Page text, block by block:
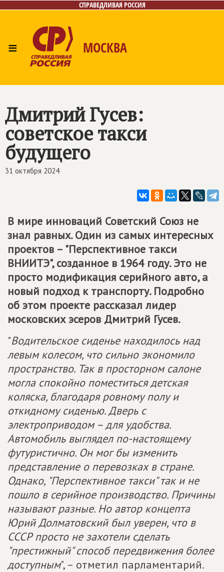
СПРАВЕДЛИВАЯ РОССИЯ
≡ МОСКВА
Архив
Дмитрий Гусев:
советское такси
будущего
31 октября 2024
В мире инноваций Советский Союз не
знал равных. Один из самых интересных
проектов – "Перспективное такси
ВНИИТЭ", созданное в 1964 году. Это не
просто модификация серийного авто, а
новый подход к транспорту. Подробно
об этом проекте рассказал лидер
московских эсеров Дмитрий Гусев.
"Водительское сиденье находилось над
левым колесом, что сильно экономило
пространство. Так в просторном салоне
могла спокойно поместиться детская
коляска, благодаря ровному полу и
откидному сиденью. Дверь с
электроприводом – для удобства.
Автомобиль выглядел по-настоящему
футуристично. Он мог бы изменить
представление о перевозках в стране.
Однако, "Перспективное такси" так и не
пошло в серийное производство. Причины
называют разные. Но автор концепта
Юрий Долматовский был уверен, что в
СССР просто не захотели сделать
"престижный" способ передвижения более
доступным", – отметил парламентарий.